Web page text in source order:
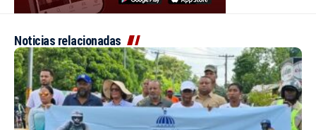
Noticias relacionadas